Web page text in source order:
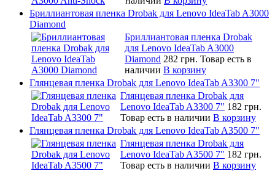
Бриллиантовая пленка Drobak для Lenovo IdeaTab A3000
Diamond
Бриллиантовая пленка Drobak
для Lenovo IdeaTab A3000
Diamond 282 грн. Товар есть в
наличии В корзину
Глянцевая пленка Drobak для Lenovo IdeaTab A3300 7"
Глянцевая пленка Drobak для
Lenovo IdeaTab A3300 7" 182 грн.
Товар есть в наличии В корзину
Глянцевая пленка Drobak для Lenovo IdeaTab A3500 7"
Глянцевая пленка Drobak для
Lenovo IdeaTab A3500 7" 182 грн.
Товар есть в наличии В корзину